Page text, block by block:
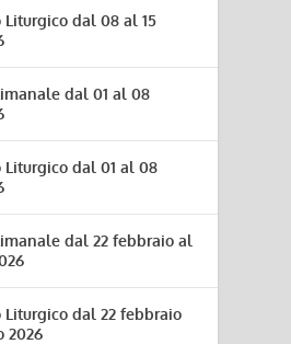
Liturgico dal 08 al 15
dal 01 al 08
Liturgico dal 01 al 08
dal 22 febbraio al
Liturgico dal 22 febbraio
2026